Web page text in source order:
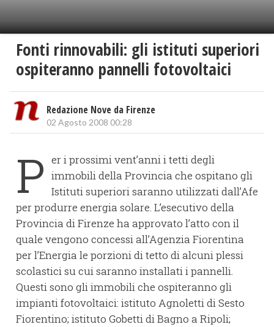
Fonti rinnovabili: gli istituti superiori
ospiteranno pannelli fotovoltaici
Redazione Nove da Firenze
02 Agosto 2008 00:28
P er i prossimi vent’anni i tetti degli
immobili della Provincia che ospitano gli
Istituti superiori saranno utilizzati dall’Afe
per produrre energia solare. L’esecutivo della
Provincia di Firenze ha approvato l’atto con il
quale vengono concessi all’Agenzia Fiorentina
per l’Energia le porzioni di tetto di alcuni plessi
scolastici su cui saranno installati i pannelli.
Questi sono gli immobili che ospiteranno gli
impianti fotovoltaici: istituto Agnoletti di Sesto
Fiorentino; istituto Gobetti di Bagno a Ripoli;